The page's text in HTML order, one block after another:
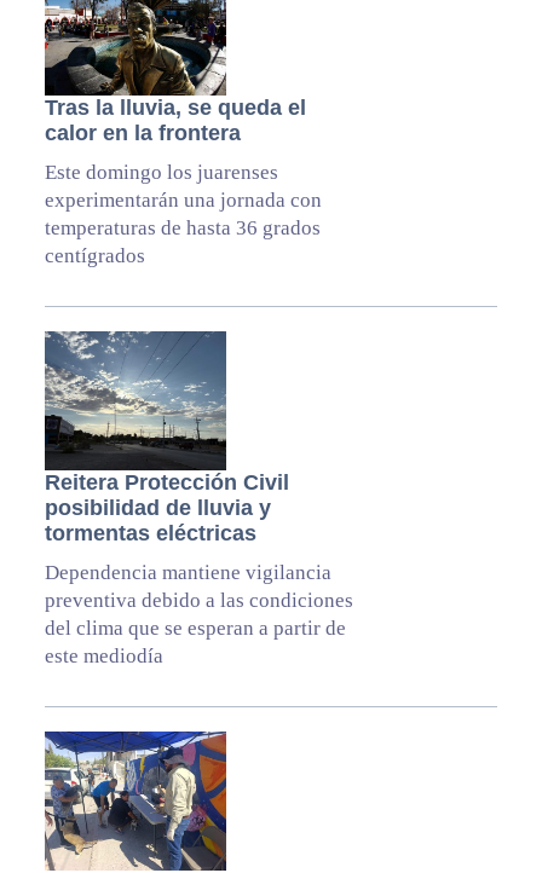
Tras la lluvia, se queda el
calor en la frontera
Este domingo los juarenses
experimentarán una jornada con
temperaturas de hasta 36 grados
centígrados
Reitera Protección Civil
posibilidad de lluvia y
tormentas eléctricas
Dependencia mantiene vigilancia
preventiva debido a las condiciones
del clima que se esperan a partir de
este mediodía